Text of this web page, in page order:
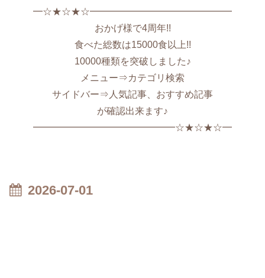
━☆★☆★☆━━━━━━━━━━━━━━━
おかげ様で4周年!!
食べた総数は15000食以上!!
10000種類を突破しました♪
メニュー⇒カテゴリ検索
サイドバー⇒人気記事、おすすめ記事
が確認出来ます♪
━━━━━━━━━━━━━━━☆★☆★☆━
2026-07-01